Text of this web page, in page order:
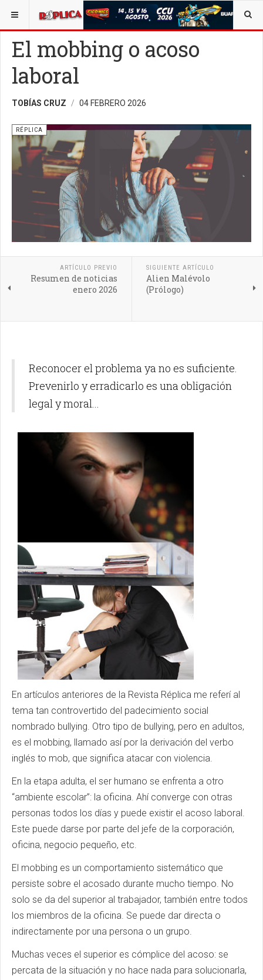
ESTÁ AQUÍ: OPINIÓN RÉPLICA
El mobbing o acoso
laboral
TOBÍAS CRUZ 04 FEBRERO 2026
RÉPLICA
ARTÍCULO PREVIO
Resumen de noticias
enero 2026
SIGUIENTE ARTÍCULO
Alien Malévolo
(Prólogo)
Reconocer el problema ya no es suficiente.
Prevenirlo y erradicarlo es una obligación
legal y moral...
En artículos anteriores de la Revista Réplica me referí al
tema tan controvertido del padecimiento social
nombrado bullying. Otro tipo de bullying, pero en adultos,
es el mobbing, llamado así por la derivación del verbo
inglés to mob, que significa atacar con violencia.
En la etapa adulta, el ser humano se enfrenta a otro
“ambiente escolar”: la oficina. Ahí converge con otras
personas todos los días y puede existir el acoso laboral.
Este puede darse por parte del jefe de la corporación,
oficina, negocio pequeño, etc.
El mobbing es un comportamiento sistemático que
persiste sobre el acosado durante mucho tiempo. No
solo se da del superior al trabajador, también entre todos
los miembros de la oficina. Se puede dar directa o
indirectamente por una persona o un grupo.
Muchas veces el superior es cómplice del acoso: se
percata de la situación y no hace nada para solucionarla,